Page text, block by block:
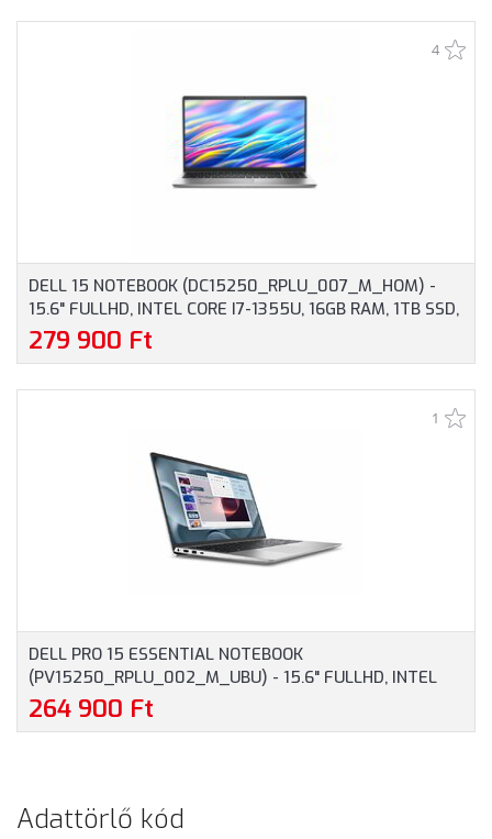
4
DELL 15 NOTEBOOK (DC15250_RPLU_007_M_HOM) -
15.6" FULLHD, INTEL CORE I7-1355U, 16GB RAM, 1TB SSD,
MAGYAR BILLENTYŰZET, WINDOWS 11 HOME, 3 ÉV
GARANCIA, EZÜST SZÍNBEN
279 900 Ft
1
DELL PRO 15 ESSENTIAL NOTEBOOK
(PV15250_RPLU_002_M_UBU) - 15.6" FULLHD, INTEL
CORE I7-1355U, 16GB RAM, 512GB SSD, MAGYAR
BILLENTYŰZET, OPERÁCIÓS RENDSZER NÉLKÜL, 3 ÉV
264 900 Ft
Adattörlő kód